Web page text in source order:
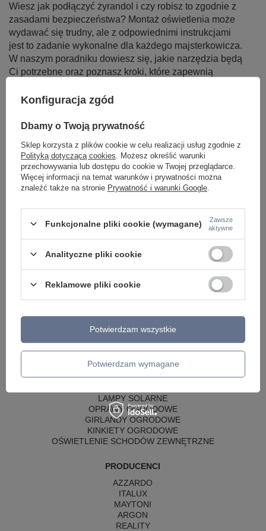
Wiesz jak podłączyć żyrandol i czy robisz to zgodnie z
zasadami bezpieczeństwa? Montaż oświetlenia może
wydawać się trudny, ale z odpowiednimi instrukcjami
jest to zadanie wykonalne dla każdego majsterkowicza.
W naszym poradniku dowiesz się, jakie narzędzia będą
Ci potrzebne oraz poznasz kroki, które zapewnią
identyfikacji przewodów, oraz praktycznych technikach,
obaw. Zaciekawiliśmy? No to zapraszamy do lektury!
Czytaj więcej
LAMPY WEWNĘTRZNE
KINKIETY NAD LUSTRO
ŻYRANDOLE
LAMPKI NOCNE
ŻYRANDOLE KRYSZTAŁOWE
LAMPY WISZĄCE CZARNE
LAMPY WISZĄCE - OKRĘGI
KINKIETY DO SYPIALNI
LAMPY SUFITOWE OKRĄGŁE
LAMPY OGRODOWE - WISZĄCE
LAMPY WISZĄCE - ZEWNĘTRZNE
LAMPY SOLARNE
OPRAWY OGRODOWE
GIRLANDY OGRODOWE
KINKIETY OGRODOWE
OŚWIETLENIE SCHODÓW ZEWNĘTRZNE
PRODUCENCI
AZZARDO
ITALUX
MAYTONI
ARGON
REALITY
Konfiguracja zgód
Dbamy o Twoją prywatność
Sklep korzysta z plików cookie w celu realizacji usług zgodnie z
Polityką dotyczącą cookies . Możesz określić warunki
przechowywania lub dostępu do cookie w Twojej przeglądarce.
Więcej informacji na temat warunków i prywatności można
znaleźć także na stronie Prywatność i warunki Google
Funkcjonalne pliki cookie (wymagane)
Zawsze
aktywne
Analityczne pliki cookie
Reklamowe pliki cookie
Potwierdzam wymagane
Potwierdzam wszystkie